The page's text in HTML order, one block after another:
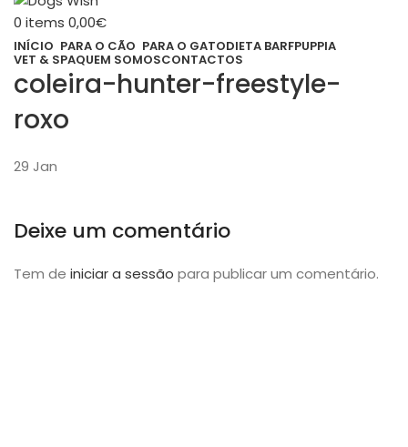
0 items 0,00€
INÍCIO PARA O CÃO PARA O GATODIETA BARFPUPPIA
VET & SPAQUEM SOMOSCONTACTOS
coleira-hunter-freestyle-
roxo
29 Jan
Deixe um comentário
Tem de iniciar a sessão para publicar um comentário.